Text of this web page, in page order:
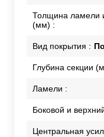
Толщина ламели
(мм) :
Вид покрытия :
Глубина секции
Ламели :
Боковой и
Центральная